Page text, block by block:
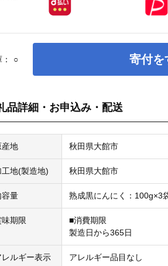
○ 寄付を
品詳細・お申込み・配送
産地 秋田県大館市
工地(製造地) 秋田県大館市
容量 熟成黒にんにく：100g×3
味期限
■消費期限
製造日から365日
レルギー表示 アレルギー品目なし